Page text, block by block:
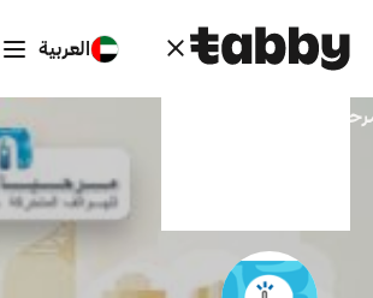
العربية
مرحبا موبايل